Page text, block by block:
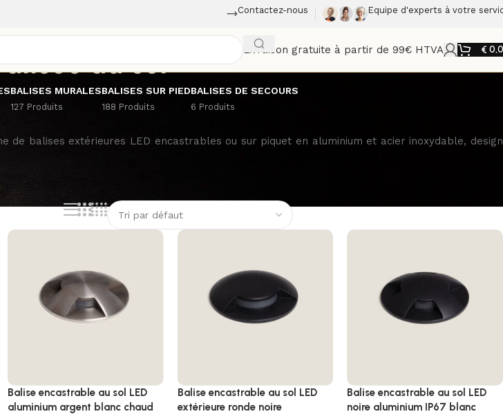
Contactez-nous Equipe d'experts à votre
Livraison gratuite à partir de 99€ HTVA €
au sol
BALISES MURALES
127 Produits
BALISES SUR PIED
188 Produits
BALISES DE SECOURS
6 Produits
balises extérieures LED encastrables ou sur piquet en aluminium et acier inoxydable, design
Balise encastrable au sol LED
aluminium argent blanc chaud
Balise encastrable au sol LED
extérieure ronde noire
Balise encastrable au sol LED
noire aluminium IP67 blanc